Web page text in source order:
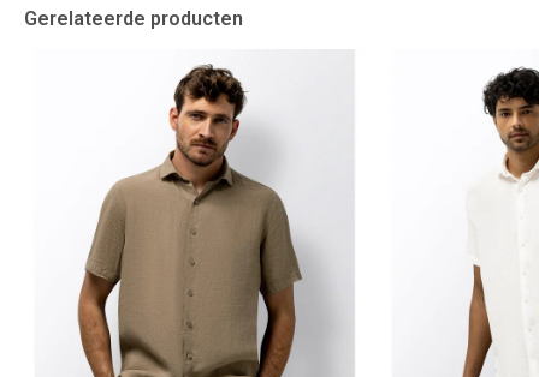
Gerelateerde producten